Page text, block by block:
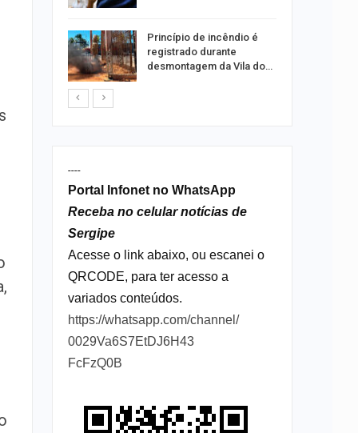
Princípio de incêndio é
registrado durante
desmontagem da Vila do…
----
Portal Infonet no WhatsApp
Receba no celular notícias de
Sergipe
Acesse o link abaixo, ou escanei o
QRCODE, para ter acesso a
variados conteúdos.
https://whatsapp.com/channel/
0029Va6S7EtDJ6H43
FcFzQ0B